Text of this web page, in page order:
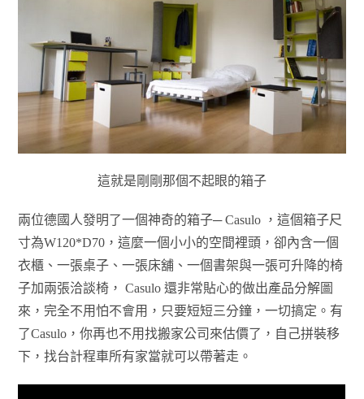
這就是剛剛那個不起眼的箱子
兩位德國人發明了一個神奇的箱子─ Casulo ，這個箱子尺
寸為W120*D70，這麼一個小小的空間裡頭，卻內含一個
衣櫃、一張桌子、一張床舖、一個書架與一張可升降的椅
子加兩張洽談椅， Casulo 還非常貼心的做出產品分解圖
來，完全不用怕不會用，只要短短三分鐘，一切搞定。有
了Casulo，你再也不用找搬家公司來估價了，自己拼裝移
下，找台計程車所有家當就可以帶著走。